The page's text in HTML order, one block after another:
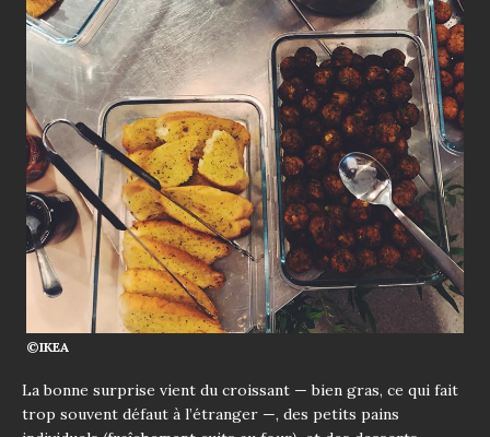
©IKEA
La bonne surprise vient du croissant — bien gras, ce qui fait
trop souvent défaut à l’étranger —, des petits pains